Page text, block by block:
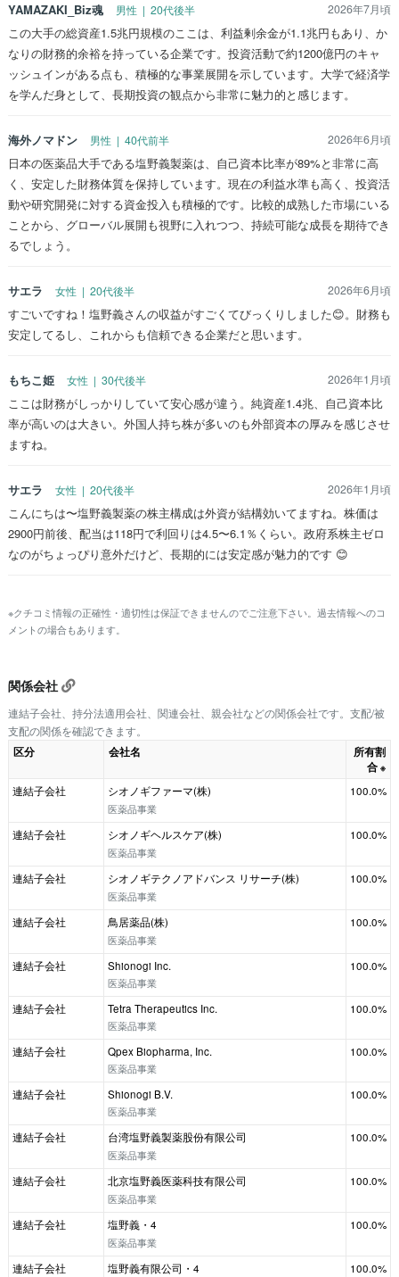
YAMAZAKI_Biz魂 男性 | 20代後半 2026年7月頃
この大手の総資産1.5兆円規模のここは、利益剰余金が1.1兆円もあり、か
なりの財務的余裕を持っている企業です。投資活動で約1200億円のキャ
ッシュインがある点も、積極的な事業展開を示しています。大学で経済学
を学んだ身として、長期投資の観点から非常に魅力的と感じます。
海外ノマドン 男性 | 40代前半 2026年6月頃
日本の医薬品大手である塩野義製薬は、自己資本比率が89%と非常に高
く、安定した財務体質を保持しています。現在の利益水準も高く、投資活
動や研究開発に対する資金投入も積極的です。比較的成熟した市場にいる
ことから、グローバル展開も視野に入れつつ、持続可能な成長を期待でき
るでしょう。
サエラ 女性 | 20代後半 2026年6月頃
すごいですね！塩野義さんの収益がすごくてびっくりしました😊。財務も
安定してるし、これからも信頼できる企業だと思います。
もちこ姫 女性 | 30代後半 2026年1月頃
ここは財務がしっかりしていて安心感が違う。純資産1.4兆、自己資本比
率が高いのは大きい。外国人持ち株が多いのも外部資本の厚みを感じさせ
ますね。
サエラ 女性 | 20代後半 2026年1月頃
こんにちは〜塩野義製薬の株主構成は外資が結構効いてますね。株価は
2900円前後、配当は118円で利回りは4.5〜6.1％くらい。政府系株主ゼロ
なのがちょっぴり意外だけど、長期的には安定感が魅力的です 😊
※クチコミ情報の正確性・適切性は保証できませんのでご注意下さい。過去情報へのコ
メントの場合もあります。
関係会社
連結子会社、持分法適用会社、関連会社、親会社などの関係会社です。支配/被
支配の関係を確認できます。
区分 会社名
所有割
合 ※
連結子会社
シオノギファーマ(株)
医薬品事業
100.0%
連結子会社
シオノギヘルスケア(株)
医薬品事業
100.0%
連結子会社
シオノギテクノアドバンス リサーチ(株)
医薬品事業
100.0%
連結子会社
鳥居薬品(株)
医薬品事業
100.0%
連結子会社
Shionogi Inc.
医薬品事業
100.0%
連結子会社
Tetra Therapeutics Inc.
医薬品事業
100.0%
連結子会社
Qpex Biopharma, Inc.
医薬品事業
100.0%
連結子会社
Shionogi B.V.
医薬品事業
100.0%
連結子会社
台湾塩野義製薬股份有限公司
医薬品事業
100.0%
連結子会社
北京塩野義医薬科技有限公司
医薬品事業
100.0%
連結子会社
塩野義・4
医薬品事業
100.0%
連結子会社
塩野義有限公司・4
100.0%